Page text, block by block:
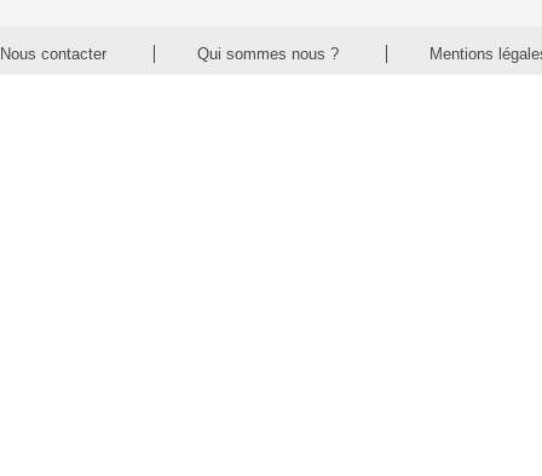
Nous contacter Qui sommes nous ? Mentions